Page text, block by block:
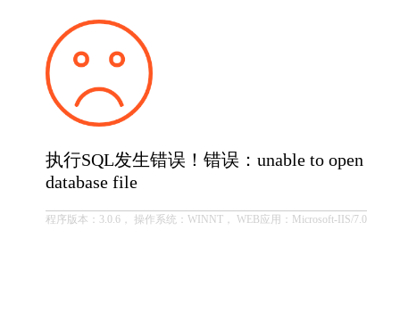
执行SQL发生错误！错误：unable to open
database file
程序版本：3.0.6， 操作系统：WINNT， WEB应用：Microsoft-IIS/7.0